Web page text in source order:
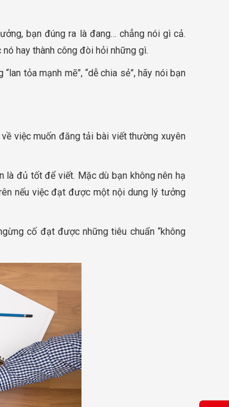
bạn đúng ra là đang… chẳng nói gì cả.
hay thành công đòi hỏi những gì.
tỏa mạnh mẽ”, “dễ chia sẻ”, hãy nói bạn
việc muốn đăng tải bài viết thường xuyên
là đủ tốt để viết. Mặc dù bạn không nên hạ
nếu việc đạt được một nội dung lý tưởng
cố đạt được những tiêu chuẩn “không